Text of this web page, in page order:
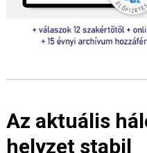
Az aktuális
helyzet stabil